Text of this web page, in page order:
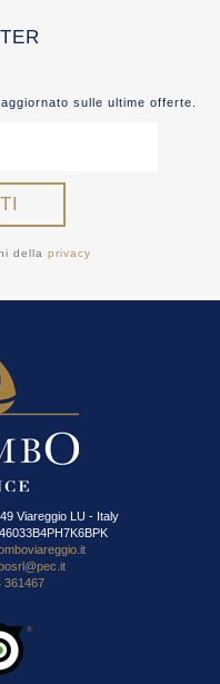
sulle ultime offerte.
dellaprivacy
Viareggio LU - Italy
361467